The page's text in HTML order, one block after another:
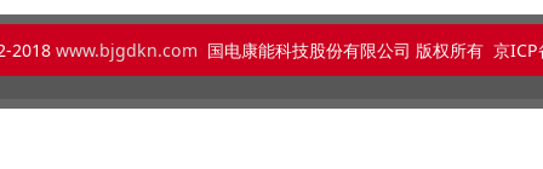
2018 www.bjgdkn.com 国电康能科技股份有限公司 版权所有 京
京ICP备15064804号-2